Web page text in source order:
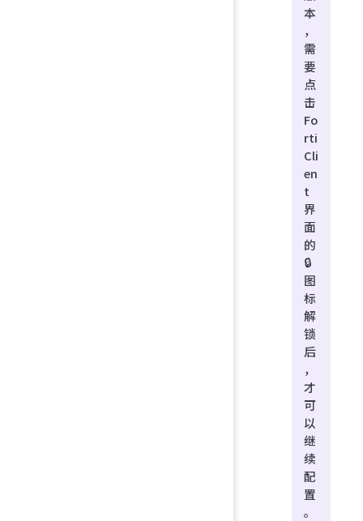
本
，
需
要
点
击
Fo
rti
Cli
en
t
界
面
的
🔒
图
标
解
锁
后
，
才
可
以
继
续
配
置
。